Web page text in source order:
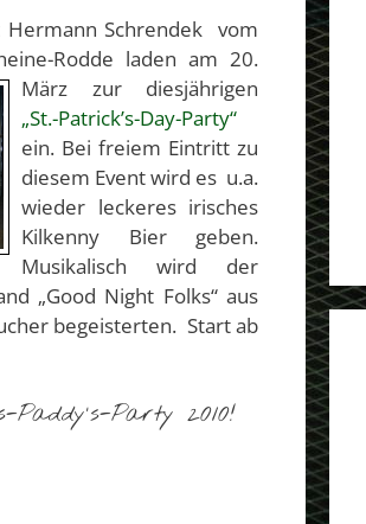
Hermann Schrendek vom
Rodde laden am 20.
März zur diesjährigen
„St.-Patrick’s-Day-Party“
ein. Bei freiem Eintritt zu
diesem Event wird es u.a.
wieder leckeres irisches
Kilkenny Bier geben.
Musikalisch wird der
„Good Night Folks“ aus
begeisterten. Start ab
Party 2010!